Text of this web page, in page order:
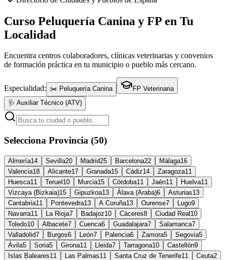
Curso Peluquería Canina y FP en Tu
Localidad
Encuentra centros colaboradores, clínicas veterinarias y convenios
de formación práctica en tu municipio o pueblo más cercano.
Especialidad: ✂️ Peluquería Canina
FP Veterinaria
🩺 Auxiliar Técnico (ATV)
Selecciona Provincia (50)
Almería14 Sevilla20 Madrid25 Barcelona22 Málaga16
Valencia18 Alicante17 Granada15 Cádiz14 Zaragoza11
Huesca11 Teruel 10 Murcia15 Córdoba11 Jaén11 Huelva11
Vizcaya (Bizkaia)15 Gipuzkoa13 Álava (Araba)6 Asturias13
Cantabria11 Pontevedra13 A Coruña13 Ourense7 Lugo9
Navarra11 La Rioja7 Badajoz10 Cáceres8 Ciudad Real 10
Toledo10 Albacete7 Cuenca6 Guadalajara7 Salamanca7
Valladolid7 Burgos6 León7 Palencia6 Zamora5 Segovia5
Ávila5 Soria5 Girona11 Lleida7 Tarragona10 Castellón9
Islas Baleares11 Las Palmas11 Santa Cruz de Tenerife11 Ceuta2